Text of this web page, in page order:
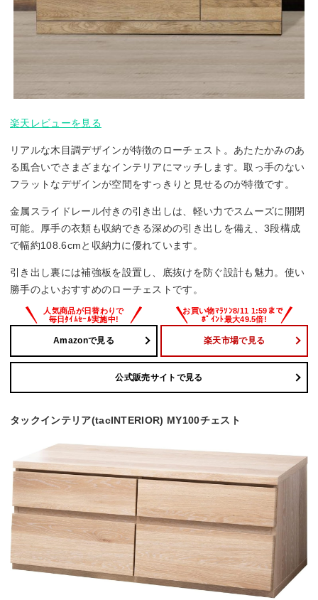
楽天レビューを見る
リアルな木目調デザインが特徴のローチェスト。あたたかみのあ
る風合いでさまざまなインテリアにマッチします。取っ手のない
フラットなデザインが空間をすっきりと見せるのが特徴です。
金属スライドレール付きの引き出しは、軽い力でスムーズに開閉
可能。厚手の衣類も収納できる深めの引き出しを備え、3段構成
で幅約108.6cmと収納力に優れています。
引き出し裏には補強板を設置し、底抜けを防ぐ設計も魅力。使い
勝手のよいおすすめのローチェストです。
Amazonで見る 楽天市場で見る
公式販売サイトで見る
タックインテリア(tacINTERIOR) MY100チェスト